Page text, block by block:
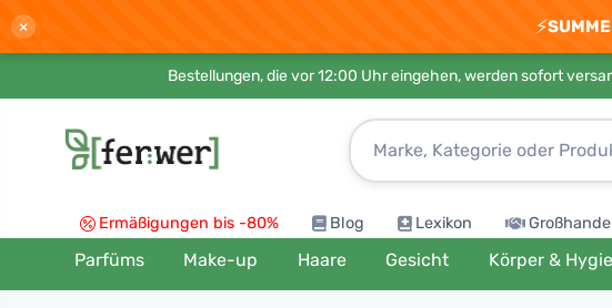
× ⚡
Bestellungen, die vor 12:00 Uhr eingehen, werden sofort
Ermäßigungen bis -80% Blog Lexikon
Parfüms Make-up Haare Gesicht Körper &